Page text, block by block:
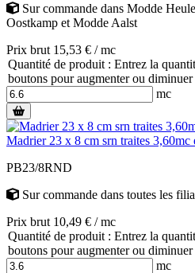
Sur commande dans Modde Heule
Oostkamp et Modde Aalst
Prix brut 15,53 € / mc
Quantité de produit : Entrez la
boutons pour augmenter ou
mc
Madrier 23 x 8 cm srn traites 3,60mc
PB23/8RND
Sur commande dans toutes les
Prix brut 10,49 € / mc
Quantité de produit : Entrez la
boutons pour augmenter ou
mc